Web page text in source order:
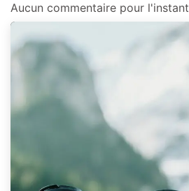
Aucun commentaire pour l'instant